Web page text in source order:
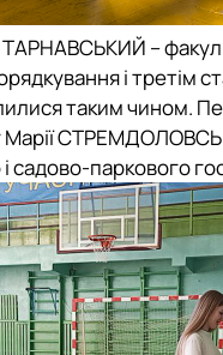
ТАРНАВСЬКИЙ –
ітретім
таким чином.
Марії
і садово-паркового